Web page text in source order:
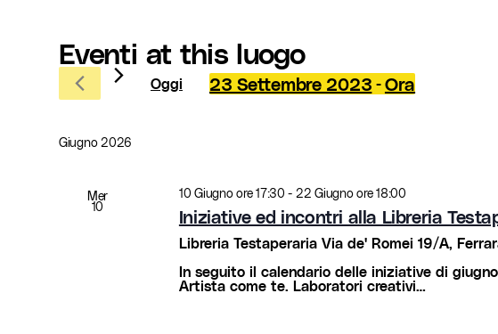
Eventi at this luogo
Oggi 23 Settembre 2023 - Ora
Giugno 2026
Mer
10 Iniziative ed incontri alla Libreria
10 Giugno ore 17:30 - 22 Giugno ore 18:00
Libreria Testaperaria Via de' Romei 19/A,
In seguito il calendario delle iniziative di
Artista come te. Laboratori creativi…